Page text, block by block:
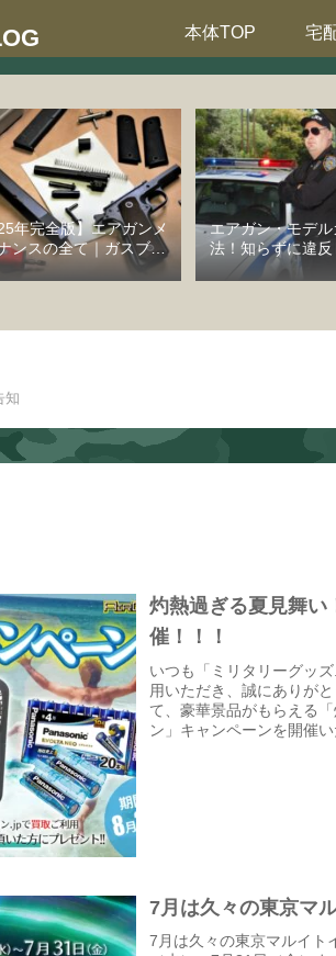
本体TOP 宅
年完全版】エアガンメ
ンスの全て｜ガスブロ
バックハンドガン編
エアガン・モデ
法！知らずに違反
の完全ガイ
知
灼熱過ぎる夏見舞い
催！！！
いつも「ミリタリーグッ
用いただき、誠にありが
て、豪華景品がもらえる
ン」キャンペーンを開催い
7月は久々の東京マ
7月は久々の東京マルイト